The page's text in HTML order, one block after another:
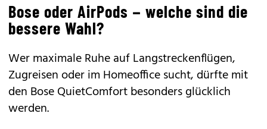
Bose oder AirPods – welche sind die
bessere Wahl?
Wer maximale Ruhe auf Langstreckenflügen,
Zugreisen oder im Homeoffice sucht, dürfte mit
den Bose QuietComfortbesonders glücklich
werden.